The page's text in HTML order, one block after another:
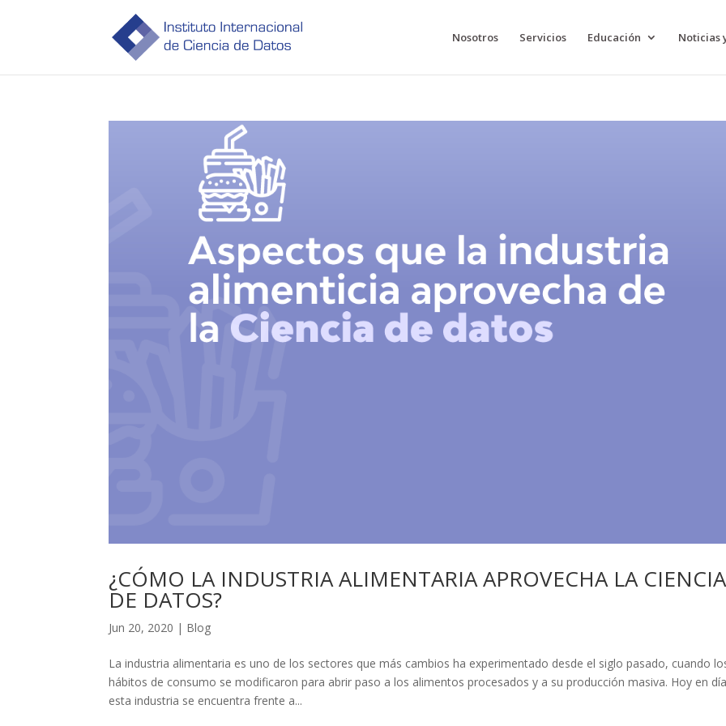
Nosotros Servicios Educación Noticias
¿CÓMO LA INDUSTRIA ALIMENTARIA APROVECHA LA CIENCIA
DE DATOS?
Jun 20, 2020 | Blog
La industria alimentaria es uno de los sectores que más cambios ha experimentado desde el siglo pasado, cuando
hábitos de consumo se modificaron para abrir paso a los alimentos procesados y a su producción masiva. Hoy en
esta industria se encuentra frente a...